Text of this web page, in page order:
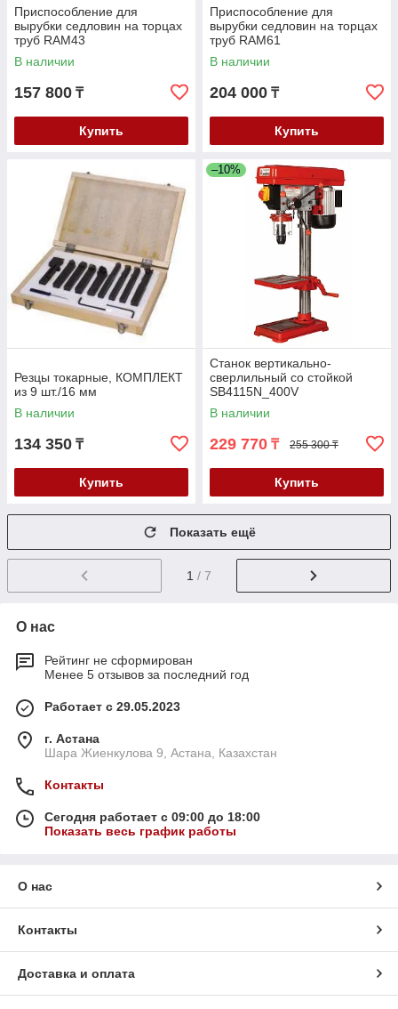
Приспособление для
вырубки седловин на торцах
труб RAM43
В наличии
157 800 ₸
Купить
Приспособление для
вырубки седловин на торцах
труб RAM61
В наличии
204 000 ₸
Купить
Резцы токарные, КОМПЛЕКТ
из 9 шт./16 мм
В наличии
134 350 ₸
Купить
–10%
Станок вертикально-
сверлильный со стойкой
SB4115N_400V
В наличии
229 770 ₸ 255 300 ₸
Купить
Показать ещё
1 / 7
О нас
Рейтинг не сформирован
Менее 5 отзывов за последний год
Работает с 29.05.2023
г. Астана
Шара Жиенкулова 9, Астана, Казахстан
Контакты
Сегодня работает с 09:00 до 18:00
Показать весь график работы
О нас
Контакты
Доставка и оплата